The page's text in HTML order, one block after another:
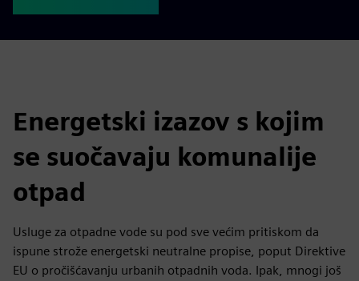
Energetski izazov s kojim
se suočavaju komunalije
otpad
Usluge za otpadne vode su pod sve većim pritiskom da
ispune strože energetski neutralne propise, poput Direktive
EU o pročišćavanju urbanih otpadnih voda. Ipak, mnogi još